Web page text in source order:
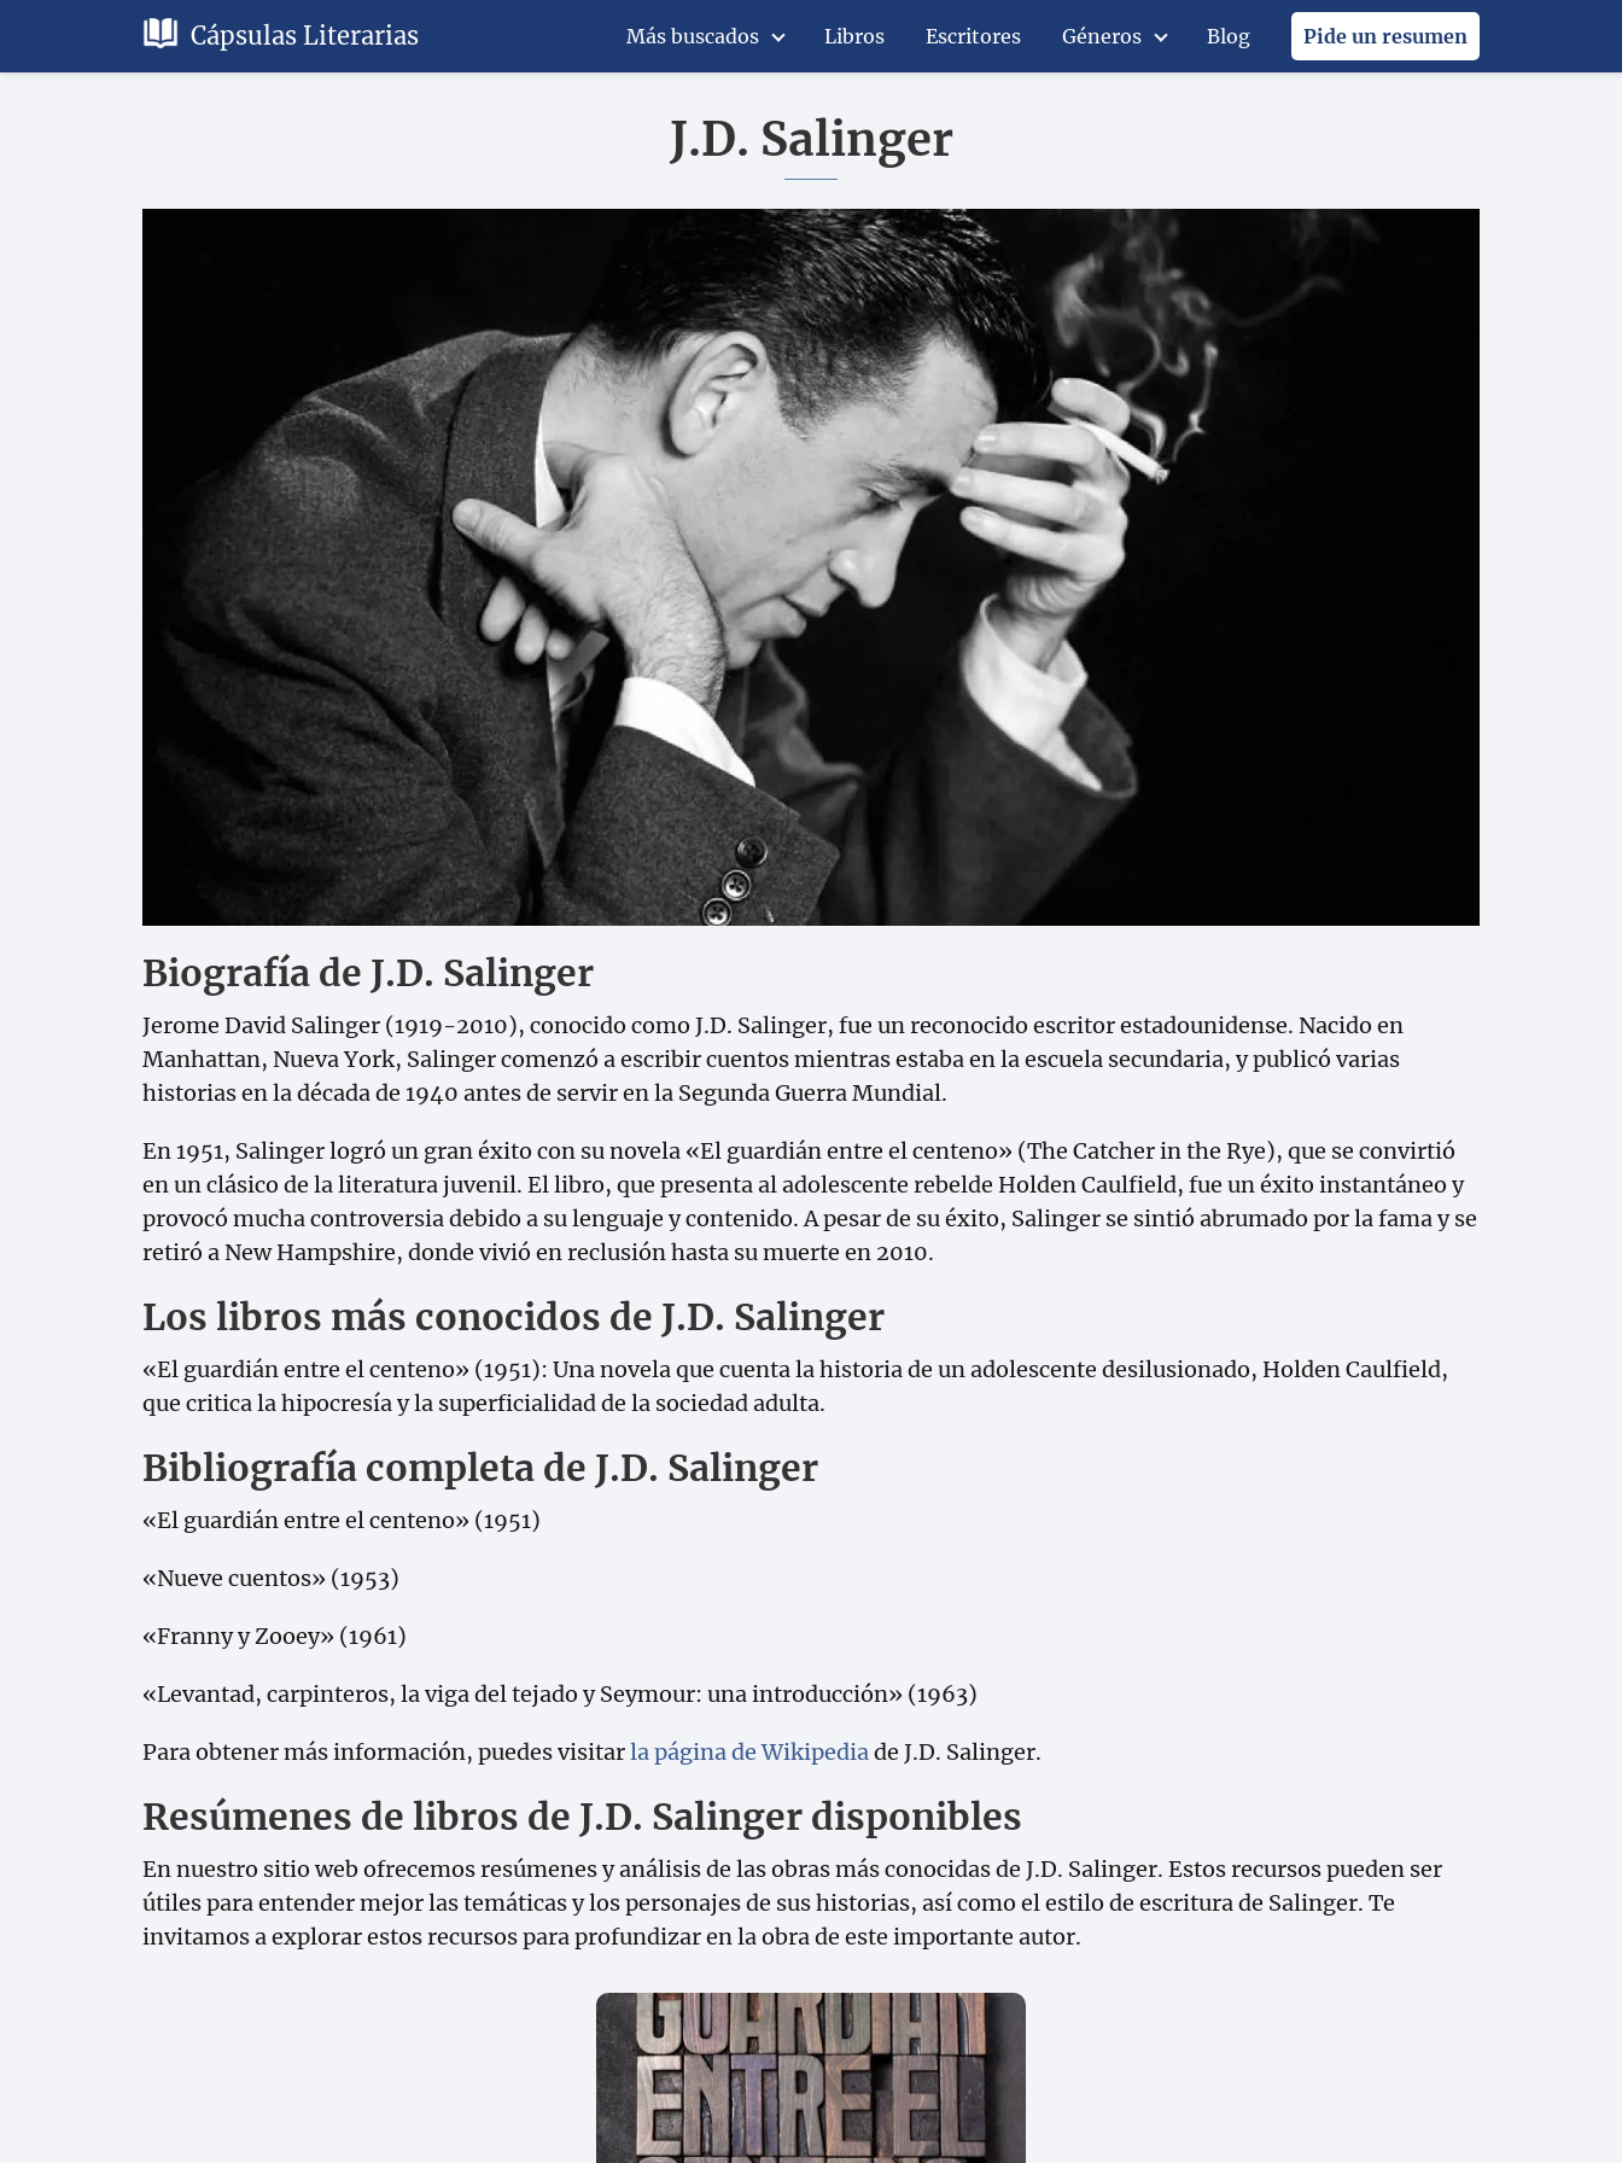
Cápsulas Literarias Más buscados Libros Escritores Géneros Blog Pide un resumen
J.D. Salinger
Biografía de J.D. Salinger
Jerome David Salinger (1919-2010), conocido como J.D. Salinger, fue un reconocido escritor estadounidense. Nacido en
Manhattan, Nueva York, Salinger comenzó a escribir cuentos mientras estaba en la escuela secundaria, y publicó varias
historias en la década de 1940 antes de servir en la Segunda Guerra Mundial.
En 1951, Salinger logró un gran éxito con su novela «El guardián entre el centeno» (The Catcher in the Rye), que se convirtió
en un clásico de la literatura juvenil. El libro, que presenta al adolescente rebelde Holden Caulfield, fue un éxito instantáneo y
provocó mucha controversia debido a su lenguaje y contenido. A pesar de su éxito, Salinger se sintió abrumado por la fama y se
retiró a New Hampshire, donde vivió en reclusión hasta su muerte en 2010.
Los libros más conocidos de J.D. Salinger
«El guardián entre el centeno» (1951): Una novela que cuenta la historia de un adolescente desilusionado, Holden Caulfield,
que critica la hipocresía y la superficialidad de la sociedad adulta.
Bibliografía completa de J.D. Salinger
«El guardián entre el centeno» (1951)
«Nueve cuentos» (1953)
«Franny y Zooey» (1961)
«Levantad, carpinteros, la viga del tejado y Seymour: una introducción» (1963)
Para obtener más información, puedes visitarla página de Wikipedia de J.D. Salinger.
Resúmenes de libros de J.D. Salinger disponibles
En nuestro sitio web ofrecemos resúmenes y análisis de las obras más conocidas de J.D. Salinger. Estos recursos pueden ser
útiles para entender mejor las temáticas y los personajes de sus historias, así como el estilo de escritura de Salinger. Te
invitamos a explorar estos recursos para profundizar en la obra de este importante autor.